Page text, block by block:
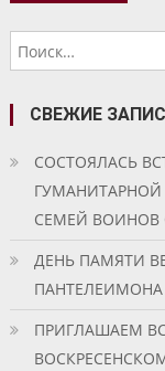
по
записям
СВЕЖИЕ
СОСТОЯЛАСЬ
СЕМЕЙ ВОИНОВ
ДЕНЬ ПАМЯТИ
ПАНТЕЛЕИМОНА
ПРИГЛАШАЕМ